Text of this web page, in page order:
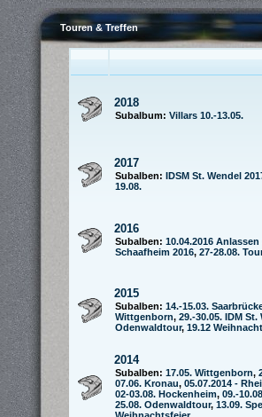
Touren & Treffen
2018
Subalbum: Villars 10.-13.05.
2017
Subalben: IDSM St. Wendel
19.08.
2016
Subalben: 10.04.2016
Schaafheim 2016, 27-28.08.
2015
Subalben: 14.-15.03.
Wittgenborn, 29.-30.05. IDM St.
Odenwaldtour, 19.12
2014
Subalben: 17.05. Wittgenborn,
07.06. Kronau, 05.07.2014 -
02-03.08. Hockenheim, 09.-
25.08. Odenwaldtour, 13.09.